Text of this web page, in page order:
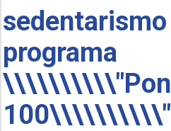
programa
100\\\\\\\\\\"